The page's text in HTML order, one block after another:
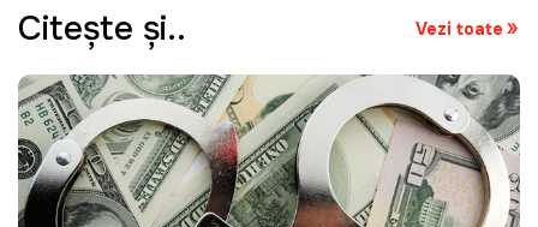
Citeşte şi.. Vezi toate